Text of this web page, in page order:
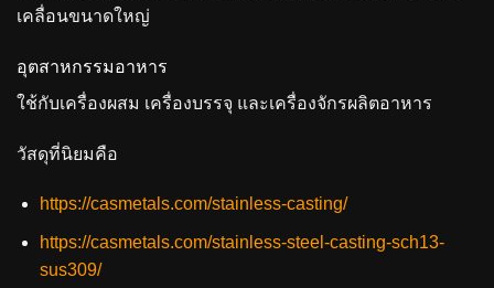
เคลื่อนขนาดใหญ่
อุตสาหกรรมอาหาร
ใช้กับเครื่องผสม เครื่องบรรจุ และเครื่องจักรผลิตอาหาร
วัสดุที่นิยมคือ
https://casmetals.com/stainless-casting/
https://casmetals.com/stainless-steel-casting-sch13-
sus309/